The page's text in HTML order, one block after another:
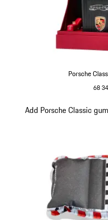
Porsche
68
Add Porsche Classic
Dia 3/5